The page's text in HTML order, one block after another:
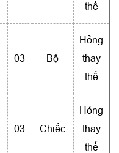
thế
03 Bộ
Hỏng
thay
thế
03 Chiếc
Hỏng
thay
thế